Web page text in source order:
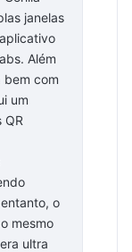
janelas
Além
bem com
um
QR
o
mesmo
ultra